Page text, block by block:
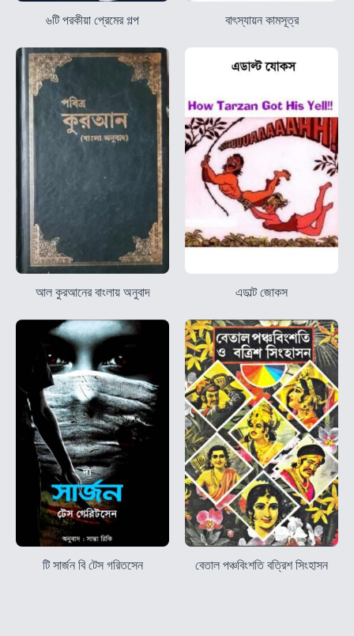
৬টি পরকীয়া প্রেমের গল্প বাৎস্যায়ন কামসূত্র
আল কুরআনের বাংলায় অনুবাদ এডাল্ট জোকস
টি সার্জন বি টেস গরিতসেন বেতাল পঞ্চবিংশতি বত্রিশ সিংহাসন